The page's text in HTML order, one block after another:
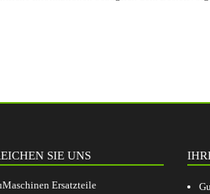
SIE UNS
Ersatzteile